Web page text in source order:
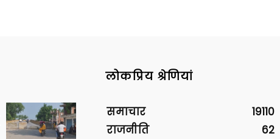
लोकप्रिय श्रेणियां
समाचार
19110
राजनीति
62